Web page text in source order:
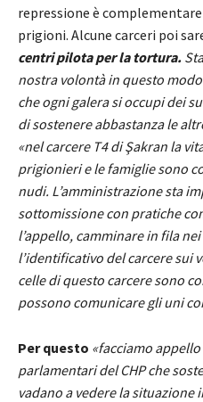
repressione è
prigioni. Alcune carceri poi
centri pilota per la tortura.
nostra volontà in questo
che ogni galera si occupi dei
di sostenere abbastanza le
«nel carcere T4 di Şakran la
prigionieri e le famiglie sono
nudi. L’amministrazione sta
sottomissione con pratiche
l’appello, camminare in fila
l’identificativo del carcere sui
celle di questo carcere sono
possono comunicare gli uni
Per questo «facciamo appello
parlamentari del CHP che
vadano a vedere la situazione